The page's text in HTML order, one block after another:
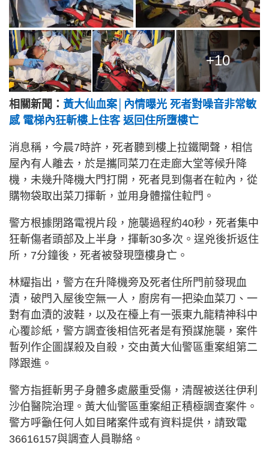
+10
相關新聞： 黃大仙血案│內情曝光 死者對噪音非常敏
感 電梯內狂斬樓上住客 返回住所墮樓亡
消息稱，今晨7時許，死者聽到樓上拉鐵閘聲，相信
屋內有人離去，於是攜同菜刀在走廊大堂等候升降
機，未幾升降機大門打開，死者見到傷者在𨋢內，從
購物袋取出菜刀揮斬，並用身體擋住𨋢門。
警方根據閉路電視片段，施襲過程約40秒，死者集中
狂斬傷者頭部及上半身，揮斬30多次。逞兇後折返住
所，7分鐘後，死者被發現墮樓身亡。
林耀指出，警方在升降機旁及死者住所門前發現血
漬，破門入屋後空無一人，廚房有一把染血菜刀、一
對有血漬的波鞋，以及在檯上有一張東九龍精神科中
心覆診紙，警方調查後相信死者是有預謀施襲，案件
暫列作企圖謀殺及自殺，交由黃大仙警區重案組第二
隊跟進。
警方指捱斬男子身體多處嚴重受傷，清醒被送往伊利
沙伯醫院治理。黃大仙警區重案組正積極調查案件。
警方呼籲任何人如目睹案件或有資料提供，請致電
36616157與調查人員聯絡。